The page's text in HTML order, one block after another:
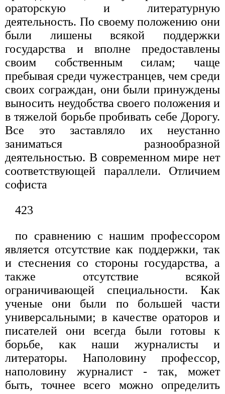
ораторскую и ли­тературную
деятельность. По своему положению они
были лишены всякой поддержки
государства и впол­не предоставлены
своим собственным силам; чаще
пребывая среди чужестранцев, чем среди
своих со­граждан, они были принуждены
выносить неудобства своего положения и
в тяжелой борьбе пробивать себе Дорогу.
Все это заставляло их неустанно
заниматься разнообразной
деятельностью. В современном мире нет
соответствующей параллели. Отличием
софиста
423
по сравнению с нашим профессором
является отсут­ствие как поддержки, так
и стеснения со стороны го­сударства, а
также отсутствие всякой
ограничивающей специальности. Как
ученые они были по большей ча­сти
универсальными; в качестве ораторов и
писателей они всегда были готовы к
борьбе, как наши журналис­ты и
литераторы. Наполовину профессор,
наполовину журналист - так, может
быть, точнее всего можно оп­ределить